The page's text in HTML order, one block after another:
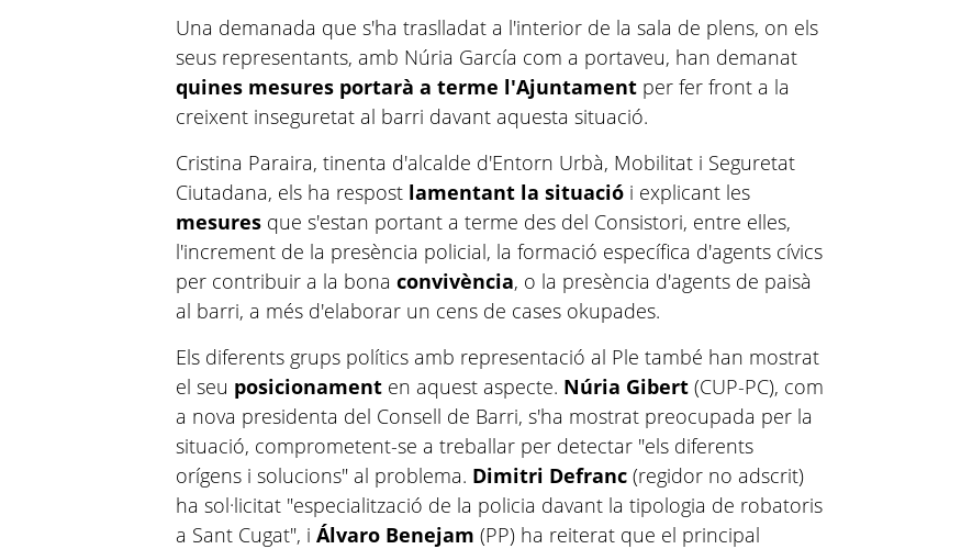
Una demanada que s'ha traslladat a l'interior de la sala de plens, on els
seus representants, amb Núria García com a portaveu, han demanat
quines mesures portarà a terme l'Ajuntament per fer front a la
creixent inseguretat al barri davant aquesta situació.
Cristina Paraira, tinenta d'alcalde d'Entorn Urbà, Mobilitat i Seguretat
Ciutadana, els ha respost lamentant la situació i explicant les
mesures que s'estan portant a terme des del Consistori, entre elles,
l'increment de la presència policial, la formació específica d'agents cívics
per contribuir a la bonaconvivència, o la presència d'agents de paisà
al barri, a més d'elaborar un cens de cases okupades.
Els diferents grups polítics amb representació al Ple també han mostrat
el seu posicionament en aquest aspecte. Núria Gibert(CUP-PC), com
a nova presidenta del Consell de Barri, s'ha mostrat preocupada per la
situació, comprometent-se a treballar per detectar "els diferents
orígens i solucions" al problema. Dimitri Defranc (regidor no adscrit)
ha sol·licitat "especialització de la policia davant la tipologia de robatoris
a Sant Cugat", iÁlvaro Benejam(PP) ha reiterat que el principal